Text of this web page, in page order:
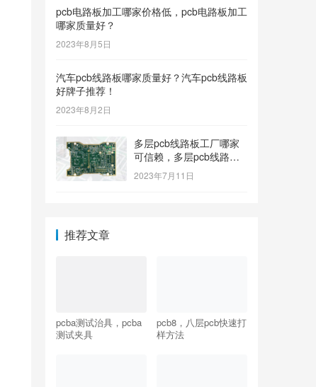
pcb电路板加工哪家价格低，pcb电路板加工
哪家质量好？
2023年8月5日
汽车pcb线路板哪家质量好？汽车pcb线路板
好牌子推荐！
2023年8月2日
多层pcb线路板工厂哪家
可信赖，多层pcb线路板
工厂哪个牌子质量好
2023年7月11日
推荐文章
pcba测试治具，pcba
测试夹具
pcb8，八层pcb快速打
样方法